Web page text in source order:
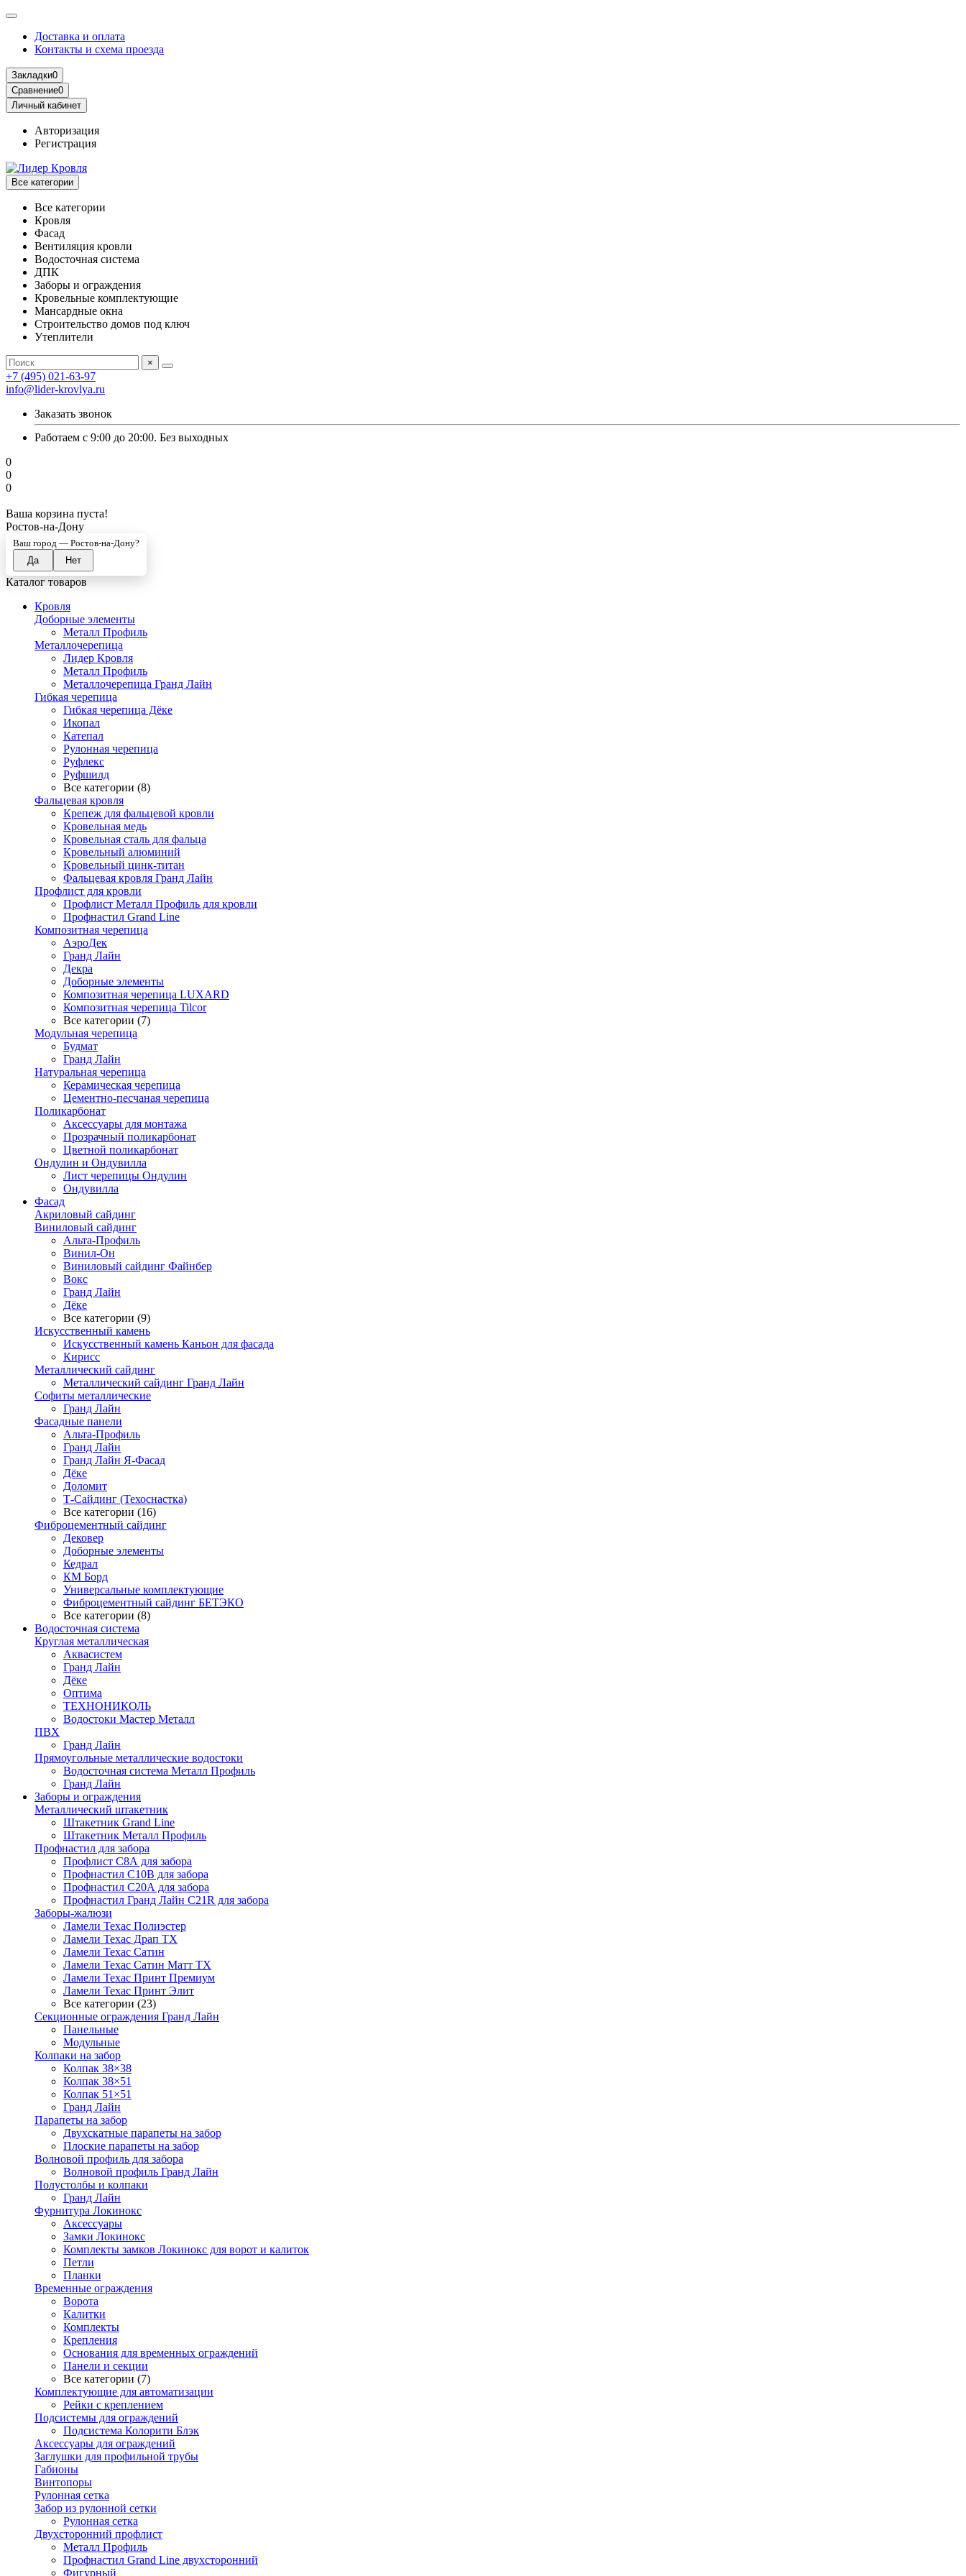
Доставка и оплата
Контакты и схема проезда
Закладки0
Сравнение0
Личный кабинет
Авторизация
Регистрация
Все категории
Все категории
Кровля
Фасад
Вентиляция кровли
Водосточная система
ДПК
Заборы и ограждения
Кровельные комплектующие
Мансардные окна
Строительство домов под ключ
Утеплители
×
+7 (495) 021-63-97
info@lider-krovlya.ru
Заказать звонок
Работаем с 9:00 до 20:00. Без выходных
0
0
0
Ваша корзина пуста!
Ростов-на-Дону
Ваш город — Ростов-на-Дону?
Каталог товаров
Кровля
Доборные элементы
Металл Профиль
Металлочерепица
Лидер Кровля
Металл Профиль
Металлочерепица Гранд Лайн
Гибкая черепица
Гибкая черепица Дёке
Икопал
Катепал
Рулонная черепица
Руфлекс
Руфшилд
Все категории (8)
Фальцевая кровля
Крепеж для фальцевой кровли
Кровельная медь
Кровельная сталь для фальца
Кровельный алюминий
Кровельный цинк-титан
Фальцевая кровля Гранд Лайн
Профлист для кровли
Профлист Металл Профиль для кровли
Профнастил Grand Line
Композитная черепица
АэроДек
Гранд Лайн
Декра
Доборные элементы
Композитная черепица LUXARD
Композитная черепица Tilcor
Все категории (7)
Модульная черепица
Будмат
Гранд Лайн
Натуральная черепица
Керамическая черепица
Цементно-песчаная черепица
Поликарбонат
Аксессуары для монтажа
Прозрачный поликарбонат
Цветной поликарбонат
Ондулин и Ондувилла
Лист черепицы Ондулин
Ондувилла
Фасад
Акриловый сайдинг
Виниловый сайдинг
Альта-Профиль
Винил-Он
Виниловый сайдинг Файнбер
Вокс
Гранд Лайн
Дёке
Все категории (9)
Искусственный камень
Искусственный камень Каньон для фасада
Кирисс
Металлический сайдинг
Металлический сайдинг Гранд Лайн
Софиты металлические
Гранд Лайн
Фасадные панели
Альта-Профиль
Гранд Лайн
Гранд Лайн Я-Фасад
Дёке
Доломит
Т-Сайдинг (Техоснастка)
Все категории (16)
Фиброцементный сайдинг
Дековер
Доборные элементы
Кедрал
КМ Борд
Универсальные комплектующие
Фиброцементный сайдинг БЕТЭКО
Все категории (8)
Водосточная система
Круглая металлическая
Аквасистем
Гранд Лайн
Дёке
Оптима
ТЕХНОНИКОЛЬ
Водостоки Мастер Металл
ПВХ
Гранд Лайн
Прямоугольные металлические водостоки
Водосточная система Металл Профиль
Гранд Лайн
Заборы и ограждения
Металлический штакетник
Штакетник Grand Line
Штакетник Металл Профиль
Профнастил для забора
Профлист С8А для забора
Профнастил С10В для забора
Профнастил С20А для забора
Профнастил Гранд Лайн С21R для забора
Заборы-жалюзи
Ламели Техас Полиэстер
Ламели Техас Драп ТХ
Ламели Техас Сатин
Ламели Техас Сатин Матт ТХ
Ламели Техас Принт Премиум
Ламели Техас Принт Элит
Все категории (23)
Секционные ограждения Гранд Лайн
Панельные
Модульные
Колпаки на забор
Колпак 38×38
Колпак 38×51
Колпак 51×51
Гранд Лайн
Парапеты на забор
Двухскатные парапеты на забор
Плоские парапеты на забор
Волновой профиль для забора
Волновой профиль Гранд Лайн
Полустолбы и колпаки
Гранд Лайн
Фурнитура Локинокс
Аксессуары
Замки Локинокс
Комплекты замков Локинокс для ворот и калиток
Петли
Планки
Временные ограждения
Ворота
Калитки
Комплекты
Крепления
Основания для временных ограждений
Панели и секции
Все категории (7)
Комплектующие для автоматизации
Рейки с креплением
Подсистемы для ограждений
Подсистема Колорити Блэк
Аксессуары для ограждений
Заглушки для профильной трубы
Габионы
Винтопоры
Рулонная сетка
Забор из рулонной сетки
Рулонная сетка
Двухсторонний профлист
Металл Профиль
Профнастил Grand Line двухсторонний
Фигурный